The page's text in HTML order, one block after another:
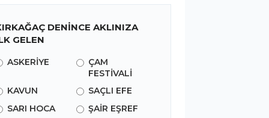
DENİNCE AKLINIZA
GELEN
ASKERİYE
ÇAM
FESTİVALİ
KAVUN
SAÇLI EFE
SARI HOCA
ŞAİR EŞREF